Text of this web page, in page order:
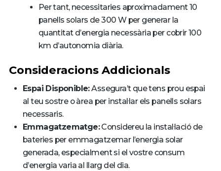
Per tant, necessitaries aproximadament 10
panells solars de 300 W per generar la
quantitat d’energia necessària per cobrir 100
km d’autonomia diària.
Consideracions Addicionals
Espai Disponible:Assegura’t que tens prou espai
al teu sostre o àrea per instal·lar els panells solars
necessaris.
Emmagatzematge:Considereu la instal·lació de
bateries per emmagatzemar l’energia solar
generada, especialment si el vostre consum
d’energia varia al llarg del dia.